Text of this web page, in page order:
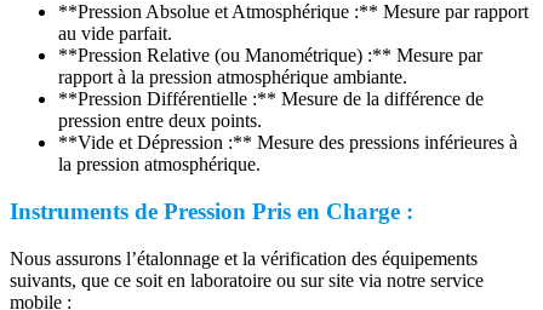
**Pression Absolue et Atmosphérique :** Mesure par rapport
au vide parfait.
**Pression Relative (ou Manométrique) :** Mesure par
rapport à la pression atmosphérique ambiante.
**Pression Différentielle :** Mesure de la différence de
pression entre deux points.
**Vide et Dépression :** Mesure des pressions inférieures à
la pression atmosphérique.
Instruments de Pression Pris en Charge :
Nous assurons l’étalonnage et la vérification des équipements
suivants, que ce soit en laboratoire ou sur site via notre service
mobile :